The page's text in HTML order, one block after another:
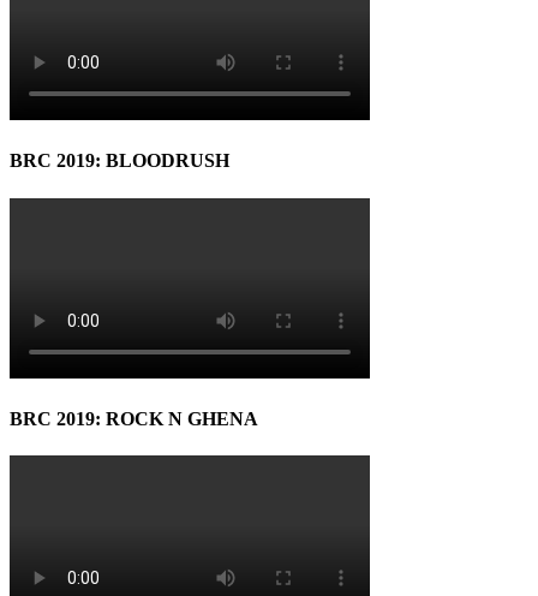
BRC 2019: BLOODRUSH
BRC 2019: ROCK N GHENA